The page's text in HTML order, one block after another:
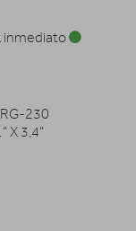
inmediato